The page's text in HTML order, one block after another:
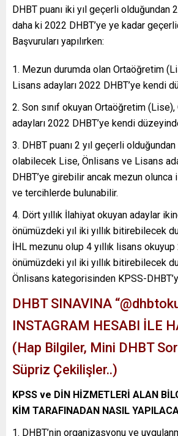
DHBT puanı iki yıl geçerli olduğundan
daha ki 2022 DHBT’ye ye kadar
Başvuruları yapılırken:
Mezun durumda olan Ortaöğretim
Lisans adayları 2022 DHBT’ye kendi
Son sınıf okuyan Ortaöğretim
adayları 2022 DHBT’ye kendi
DHBT puanı 2 yıl geçerli
olabilecek Lise, Önlisans ve Lisans
DHBT’ye girebilir ancak mezun olunca
ve tercihlerde bulunabilir.
Dört yıllık İlahiyat okuyan adaylar
önümüzdeki yıl iki yıllık bitirebilecek
İHL mezunu olup 4 yıllık lisans okuyup
önümüzdeki yıl iki yıllık bitirebilecek
Önlisans kategorisinden KPSS-
DHBT SINAVINA
INSTAGRAM HESABI İLE
(Hap Bilgiler, Mini DHBT
Süpriz Çekilişler..)
KPSS ve DİN HİZMETLERİ ALAN
KİM TARAFINADAN NASIL
DHBT’nin organizasyonu ve